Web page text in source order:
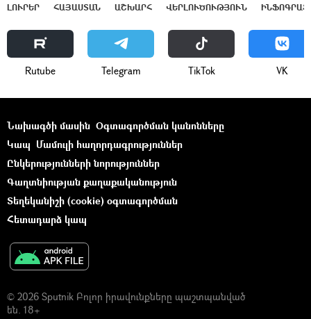
ԼՈՒՐԵՐ ՀԱՅԱՍՏԱՆ ԱՇԽԱՐՀ ՎԵՐԼՈՒԾՈՒԹՅՈՒՆ
Rutube Telegram ТikТоk VK
Նախագծի մասին Օգտագործման կանոնները
Կապ Մամուլի հաղորդագրություններ
Ընկերությունների նորություններ
Գաղտնիության քաղաքականություն
Տեղեկանիշի (cookie) օգտագործման
Հետադարձ կապ
© 2026 Sputnik Բոլոր իրավունքները պաշտպանված
են. 18+